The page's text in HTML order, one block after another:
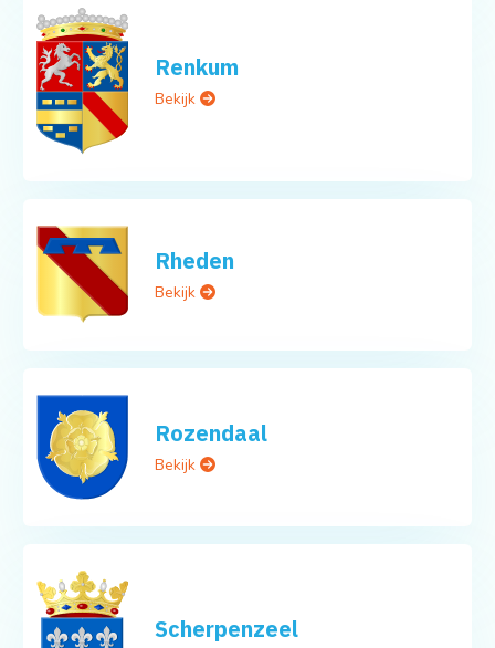
Renkum
Bekijk
Rheden
Bekijk
Rozendaal
Bekijk
Scherpenzeel